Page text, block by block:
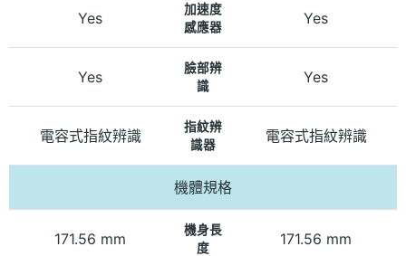
Yes
加速度
感應器
Yes
Yes
臉部辨
識
Yes
電容式指紋辨識
指紋辨
識器
電容式指紋辨識
機體規格
171.56 mm
機身長
度
171.56 mm